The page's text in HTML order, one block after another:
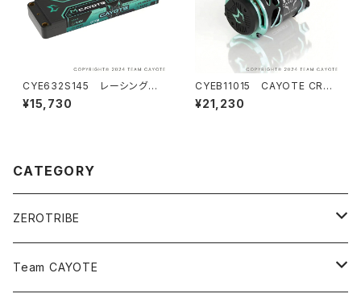
CYE632S145 レーシングリ
ポバッテリー 6300mAh ,145C
,2S1P ,7.6V ,47.88Wh
¥15,730
CYEB11015 CAYOTE CRES
T Modi 8.0T センサードブラ
シレス モディファイドモーター
¥21,230
CATEGORY
ZEROTRIBE
Zetricks（Spare & Optional）
Team CAYOTE